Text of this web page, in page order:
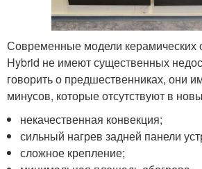
Современные модели керамических
Hybrid не имеют существенных
говорить о предшественниках, они
минусов, которые отсутствуют в
некачественная конвекция;
сильный нагрев задней панели
сложное крепление;